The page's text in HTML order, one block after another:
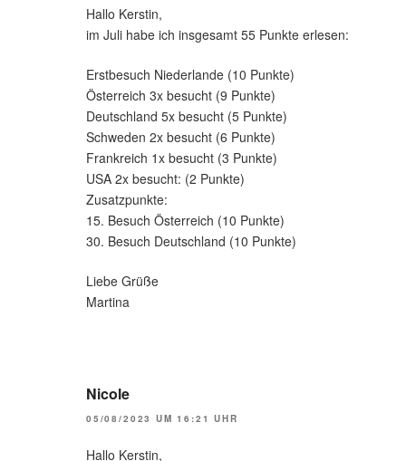
Hallo Kerstin,
im Juli habe ich insgesamt 55 Punkte erlesen:
Erstbesuch Niederlande (10 Punkte)
Österreich 3x besucht (9 Punkte)
Deutschland 5x besucht (5 Punkte)
Schweden 2x besucht (6 Punkte)
Frankreich 1x besucht (3 Punkte)
USA 2x besucht: (2 Punkte)
Zusatzpunkte:
15. Besuch Österreich (10 Punkte)
30. Besuch Deutschland (10 Punkte)
Liebe Grüße
Martina
Nicole
05/08/2023 UM 16:21 UHR
Hallo Kerstin,